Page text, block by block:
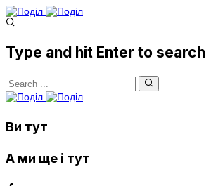
Type and hit Enter to search
Ви тут
А ми ще і тут